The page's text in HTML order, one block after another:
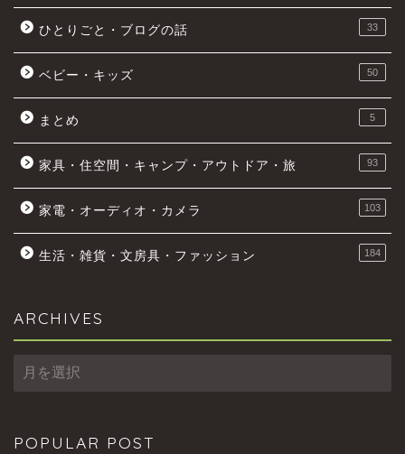
ひとりごと・ブログの話 33
ベビー・キッズ 50
まとめ 5
家具・住空間・キャンプ・アウトドア・旅 93
家電・オーディオ・カメラ 103
生活・雑貨・文房具・ファッション 184
ARCHIVES
POPULAR POST